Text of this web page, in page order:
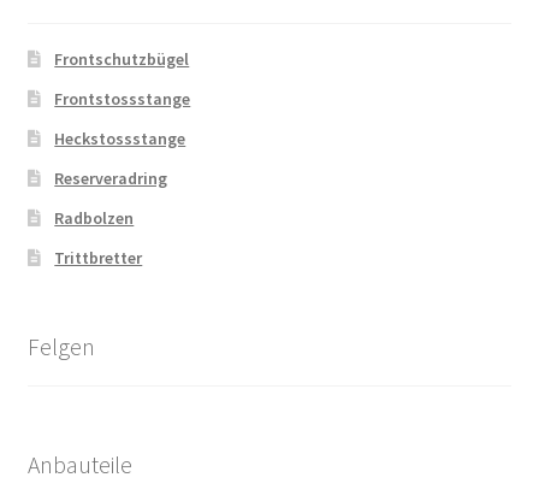
Frontschutzbügel
Frontstossstange
Heckstossstange
Reserveradring
Radbolzen
Trittbretter
Felgen
Anbauteile